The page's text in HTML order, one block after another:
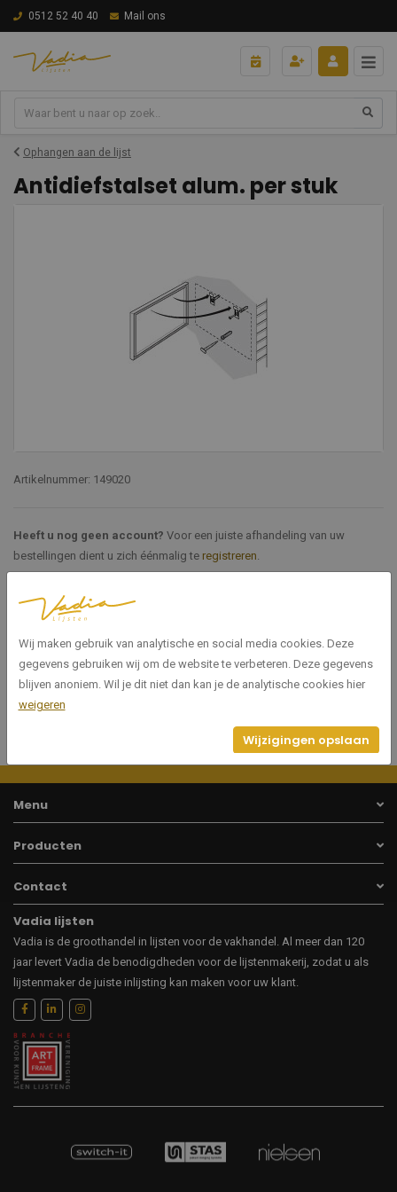
0512 52 40 40 Mail ons
Ophangen aan de lijst
Antidiefstalset alum. per stuk
Artikelnummer: 149020
Heeft u nog geen account? Voor een juiste afhandeling van uw
bestellingen dient u zich éénmalig te registreren.
Specificaties
Artikelnummer 149020
Menu
Producten
Contact
Vadia lijsten
Vadia is de groothandel in lijsten voor de vakhandel. Al meer dan 120
jaar levert Vadia de benodigdheden voor de lijstenmakerij, zodat u als
lijstenmaker de juiste inlijsting kan maken voor uw klant.
Wij maken gebruik van analytische en social media cookies. Deze
gegevens gebruiken wij om de website te verbeteren. Deze gegevens
blijven anoniem. Wil je dit niet dan kan je de analytische cookies hier
weigeren
Wijzigingen opslaan